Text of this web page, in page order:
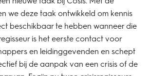
we deze taak ontwikkeld om kennis
beschikbaar te hebben wanneer die
is het eerste contact voor
en leidinggevenden en schept
bij de aanpak van een crisis of de